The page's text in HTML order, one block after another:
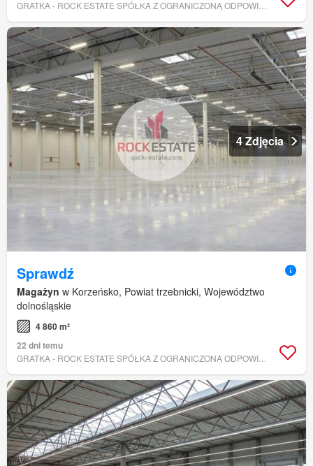
4 Zdjęcia
Sprawdź
Magażyn w Korzeńsko, Powiat trzebnicki, Województwo
dolnośląskie
4 860 m²
22 dni temu